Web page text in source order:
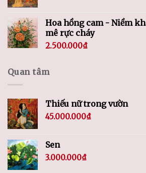
Hoa hồng cam - Niềm
mê rực cháy
2.500.000₫
Quan tâm
Thiếu nữ trong vườn
45.000.000₫
Sen
3.000.000₫